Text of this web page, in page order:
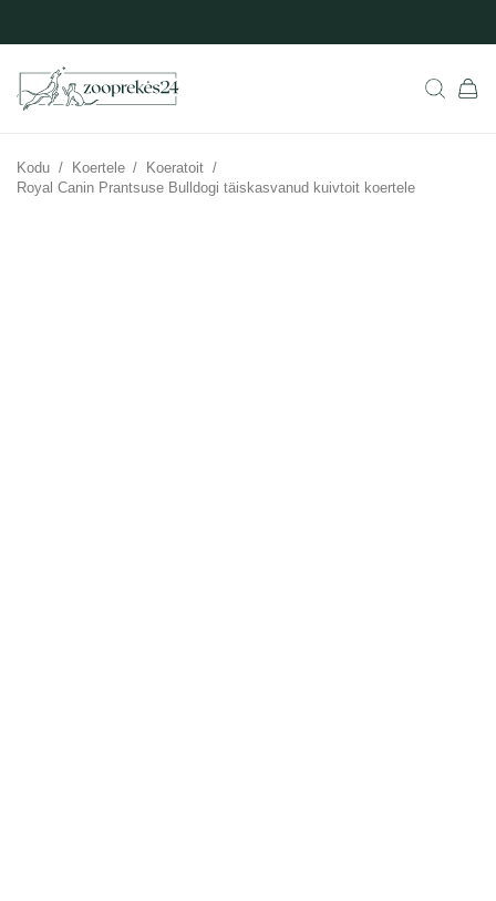
Kodu / Koertele / Koeratoit /
Royal Canin Prantsuse Bulldogi täiskasvanud kuivtoit koertele